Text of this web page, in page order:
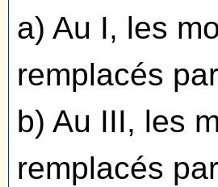
a) Au I, les
remplacés
b) Au III, les
remplacés